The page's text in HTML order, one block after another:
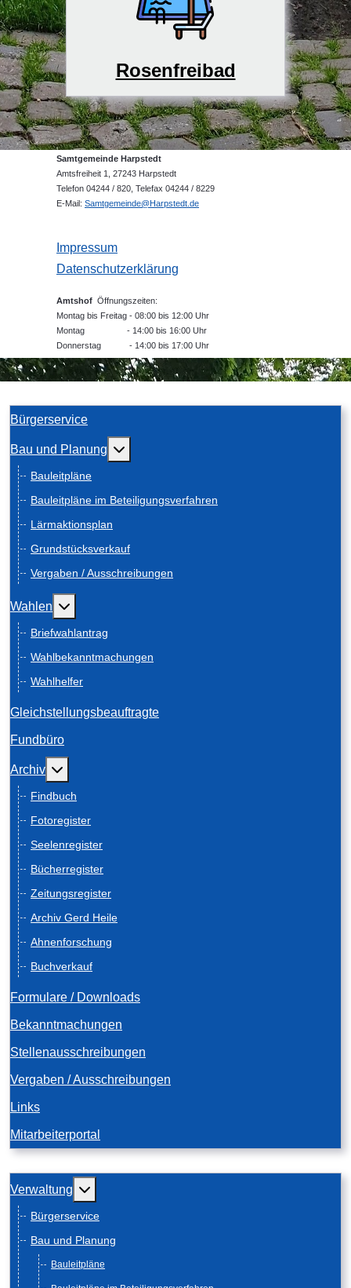
Rosenfreibad
Samtgemeinde Harpstedt
Amtsfreiheit 1, 27243 Harpstedt
Telefon 04244 / 820, Telefax 04244 / 8229
E-Mail: Samtgemeinde@Harpstedt.de
Impressum
Datenschutzerklärung
Amtshof Öffnungszeiten:
Montag bis Freitag - 08:00 bis 12:00 Uhr
Montag - 14:00 bis 16:00 Uhr
Donnerstag - 14:00 bis 17:00 Uhr
Bürgerservice
Bau und Planung Weitere Informationen: Bau und Planung
Bauleitpläne
Bauleitpläne im Beteiligungsverfahren
Lärmaktionsplan
Grundstücksverkauf
Vergaben / Ausschreibungen
Wahlen Weitere Informationen: Wahlen
Briefwahlantrag
Wahlbekanntmachungen
Wahlhelfer
Gleichstellungsbeauftragte
Fundbüro
Archiv Weitere Informationen: Archiv
Findbuch
Fotoregister
Seelenregister
Bücherregister
Zeitungsregister
Archiv Gerd Heile
Ahnenforschung
Buchverkauf
Formulare / Downloads
Bekanntmachungen
Stellenausschreibungen
Vergaben / Ausschreibungen
Links
Mitarbeiterportal
Verwaltung Weitere Informationen: Verwaltung
Bürgerservice
Bau und Planung
Bauleitpläne